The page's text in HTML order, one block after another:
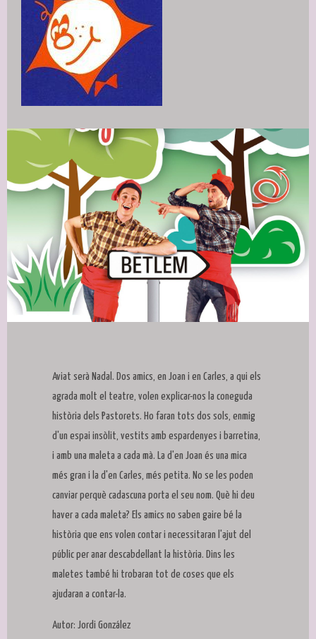
Aviat serà Nadal. Dos amics, en Joan i en Carles, a qui els
agrada molt el teatre, volen explicar-nos la coneguda
història dels Pastorets. Ho faran tots dos sols, enmig
d'un espai insòlit, vestits amb espardenyes i barretina,
i amb una maleta a cada mà. La d'en Joan és una mica
més gran i la d'en Carles, més petita. No se les poden
canviar perquè cadascuna porta el seu nom. Què hi deu
haver a cada maleta? Els amics no saben gaire bé la
història que ens volen contar i necessitaran l'ajut del
públic per anar descabdellant la història. Dins les
maletes també hi trobaran tot de coses que els
ajudaran a contar-la.
Autor: Jordi González